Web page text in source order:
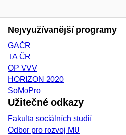
Nejvyužívanější programy
GAČR
TA ČR
OP VVV
HORIZON 2020
SoMoPro
Užitečné odkazy
Fakulta sociálních studií
Odbor pro rozvoj MU